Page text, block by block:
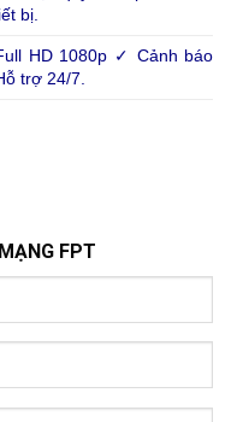
bị.
HD 1080p ✓ Cảnh báo
trợ 24/7.
FPT